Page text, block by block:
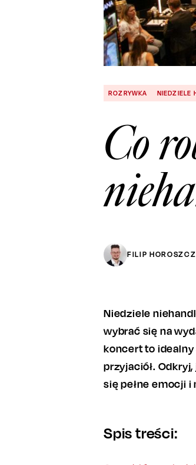
ROZRYWKA NIEDZIELE
Co
FILIP
Niedziele
wybrać się na
koncert to idealny
przyjaciół.
się pełne emocji
Spis treści: